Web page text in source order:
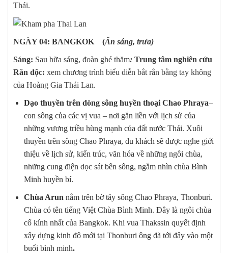
Thái.
NGÀY 04: BANGKOK (Ăn sáng, trưa)
Sáng: Sau bữa sáng, đoàn ghé thăm: Trung tâm nghiên cứu
Rắn độc: xem chương trình biểu diễn bắt rắn bằng tay không
của Hoàng Gia Thái Lan.
Dạo thuyền trên dòng sông huyền thoại Chao Phraya–
con sông của các vị vua – nơi gắn liền với lịch sử của
những vương triều hùng mạnh của đất nước Thái. Xuôi
thuyền trên sông Chao Phraya, du khách sẽ được nghe giới
thiệu về lịch sử, kiến trúc, văn hóa về những ngôi chùa,
những cung điện dọc sát bên sông, ngắm nhìn chùa Bình
Minh huyền bí.
Chùa Arun nằm trên bờ tây sông Chao Phraya, Thonburi.
Chùa có tên tiếng Việt Chùa Bình Minh. Đây là ngôi chùa
cổ kính nhất của Bangkok. Khi vua Thakssin quyết định
xây dựng kinh đô mới tại Thonburi ông đã tới đây vào một
buổi bình minh.